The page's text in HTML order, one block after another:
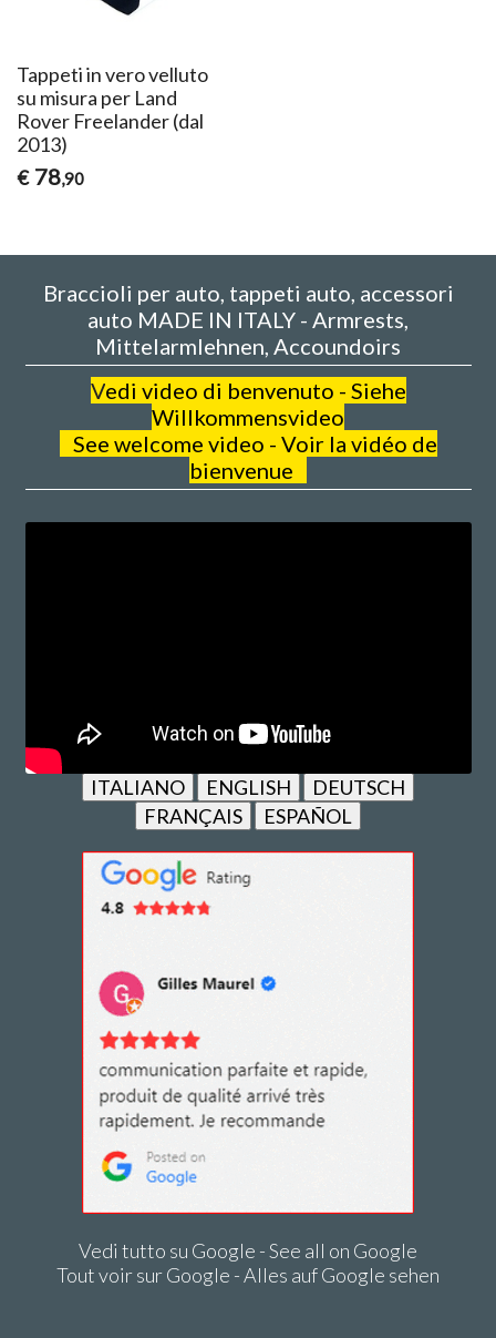
Tappeti in vero velluto
su misura per Land
Rover Freelander (dal
2013)
€ 78,90
Braccioli per auto, tappeti auto, accessori
auto MADE IN ITALY - Armrests,
Mittelarmlehnen, Accoundoirs
Vedi video di benvenuto - Siehe
Willkommensvideo
See welcome video - Voir la vidéo de
bienvenue
ITALIANO ENGLISH
DEUTSCH
FRANÇAIS
ESPAÑOL
Vedi tutto su Google - See all on Google
Tout voir sur Google - Alles auf Google sehen